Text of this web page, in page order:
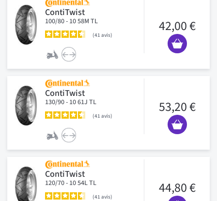
ContiTwist
100/80 - 10 58M TL
41 avis
42,00 €
ContiTwist
130/90 - 10 61J TL
41 avis
53,20 €
ContiTwist
120/70 - 10 54L TL
41 avis
44,80 €